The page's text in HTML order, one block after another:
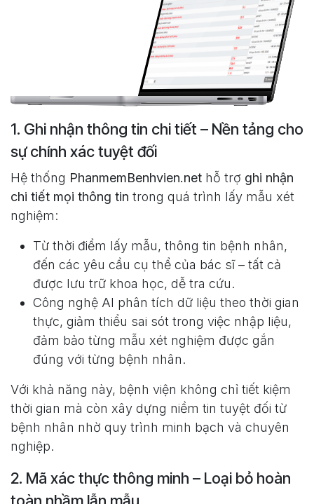
1. Ghi nhận thông tin chi tiết – Nền tảng cho
sự chính xác tuyệt đối
Hệ thống PhanmemBenhvien.net hỗ trợ ghi nhận
chi tiết mọi thông tin trong quá trình lấy mẫu xét
nghiệm:
Từ thời điểm lấy mẫu, thông tin bệnh nhân,
đến các yêu cầu cụ thể của bác sĩ – tất cả
được lưu trữ khoa học, dễ tra cứu.
Công nghệ AI phân tích dữ liệu theo thời gian
thực, giảm thiểu sai sót trong việc nhập liệu,
đảm bảo từng mẫu xét nghiệm được gắn
đúng với từng bệnh nhân.
Với khả năng này, bệnh viện không chỉ tiết kiệm
thời gian mà còn xây dựng niềm tin tuyệt đối từ
bệnh nhân nhờ quy trình minh bạch và chuyên
nghiệp.
2. Mã xác thực thông minh – Loại bỏ hoàn